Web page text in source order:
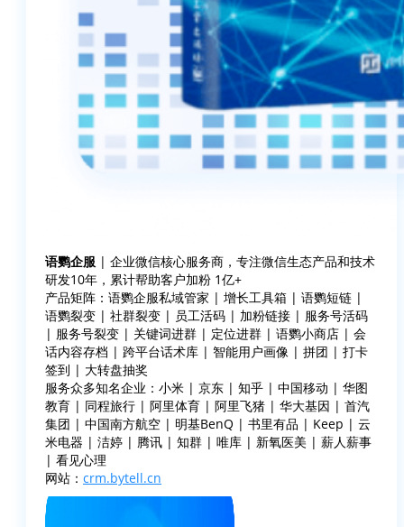
语鹦企服 | 企业微信核心服务商，专注微信生态产品和技术
研发10年，累计帮助客户加粉 1亿+
产品矩阵：语鹦企服私域管家 | 增长工具箱 | 语鹦短链 |
语鹦裂变 | 社群裂变 | 员工活码 | 加粉链接 | 服务号活码
| 服务号裂变 | 关键词进群 | 定位进群 | 语鹦小商店 | 会
话内容存档 | 跨平台话术库 | 智能用户画像 | 拼团 | 打卡
签到 | 大转盘抽奖
服务众多知名企业：小米 | 京东 | 知乎 | 中国移动 | 华图
教育 | 同程旅行 | 阿里体育 | 阿里飞猪 | 华大基因 | 首汽
集团 | 中国南方航空 | 明基BenQ | 书里有品 | Keep | 云
米电器 | 洁婷 | 腾讯 | 知群 | 唯库 | 新氧医美 | 薪人薪事
| 看见心理
网站： crm.bytell.cn